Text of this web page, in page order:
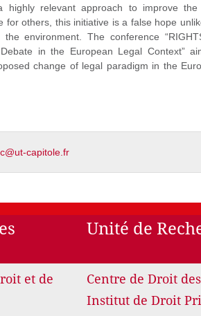
relevant approach to improve the
for others, this initiative is a false hope
environment. The conference
in the European Legal Context”
change of legal paradigm in the
capitole.fr
et de
Unité de
Centre de Droit
Institut de Droit